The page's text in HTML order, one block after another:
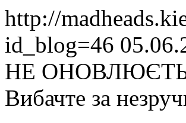
http://
id_blog=46
НЕ
Вибачте за